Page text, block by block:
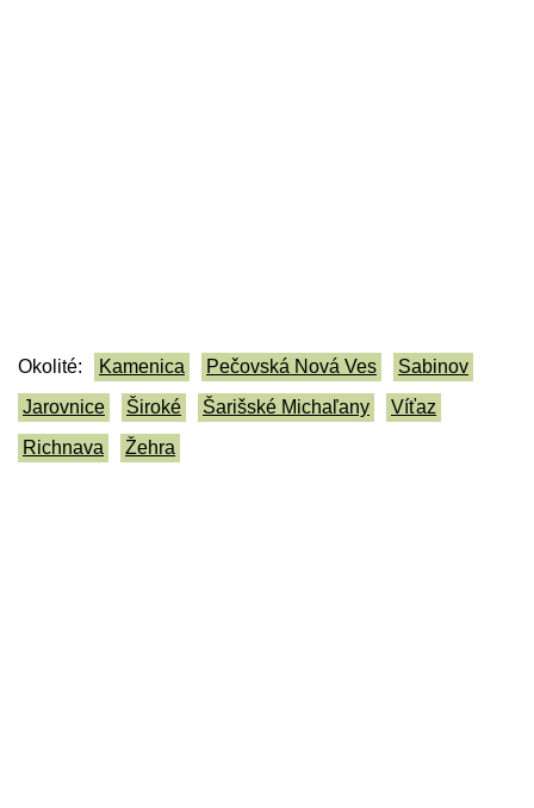
Okolité: Kamenica Pečovská Nová Ves
Sabinov
Jarovnice
Široké Šarišské Michaľany
Víťaz
Richnava
Žehra